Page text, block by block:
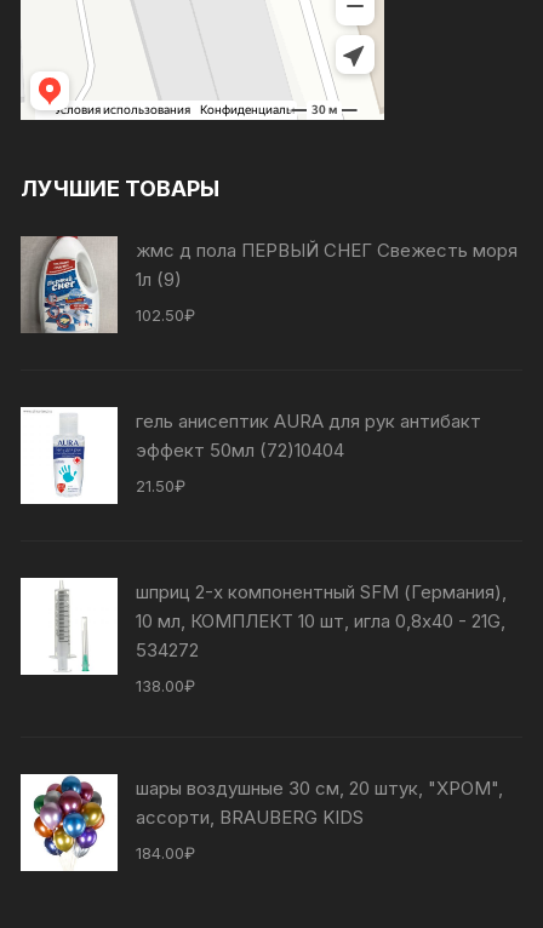
ЛУЧШИЕ ТОВАРЫ
жмс д пола ПЕРВЫЙ СНЕГ Свежесть моря
1л (9)
102.50₽
гель анисептик AURA для рук антибакт
эффект 50мл (72)10404
21.50₽
шприц 2-х компонентный SFM (Германия),
10 мл, КОМПЛЕКТ 10 шт, игла 0,8х40 - 21G,
534272
138.00₽
шары воздушные 30 см, 20 штук, "ХРОМ",
ассорти, BRAUBERG KIDS
184.00₽